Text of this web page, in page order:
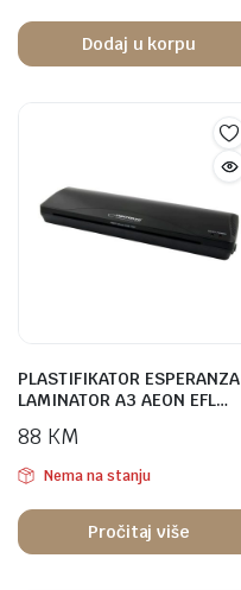
Dodaj u korpu
PLASTIFIKATOR ESPERANZA
LAMINATOR A3 AEON EFL…
88 KM
Nema na stanju
Pročitaj više